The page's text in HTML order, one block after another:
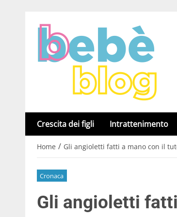
Crescita dei figli Intrattenimento
Home / Gli angioletti fatti a mano con il
Cronaca
Gli angioletti